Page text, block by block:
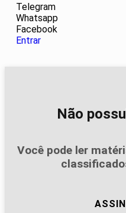
Telegram
Whatsapp
Facebook
Entrar
Não
Você pode ler